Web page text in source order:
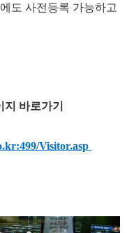
도 사전등록 가능하고
바로가기
Visitor.asp